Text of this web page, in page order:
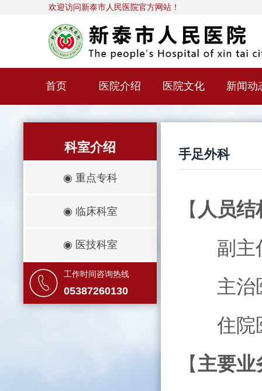
欢迎访问新泰市人民医院官方网站！
首页 医院介绍 医院文化 新闻动
科室介绍
◉ 重点专科
◉ 临床科室
◉ 医技科室
工作时间咨询热线
05387260130
手足外科
【 人员结
副主任
主治医
住院
【主要业